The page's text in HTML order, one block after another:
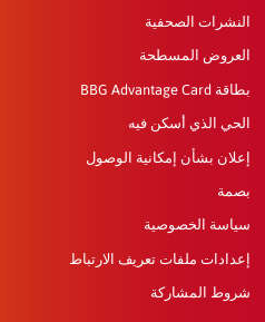
الصحفية
المسطحة
الذي أسكن فيه
بشأن إمكانية الوصول
الخصوصية
ملفات تعريف الارتباط
المشاركة